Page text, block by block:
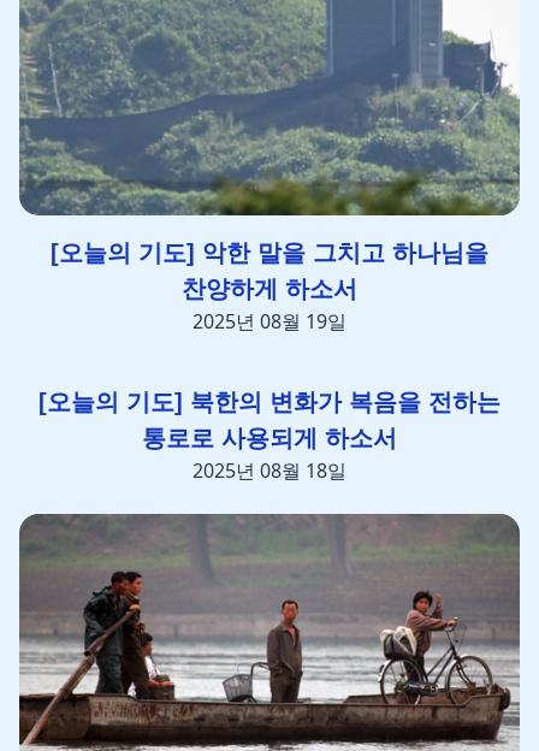
[오늘의 기도] 악한 말을 그치고 하나님을
찬양하게 하소서
2025년 08월 19일
[오늘의 기도] 북한의 변화가 복음을 전하는
통로로 사용되게 하소서
2025년 08월 18일